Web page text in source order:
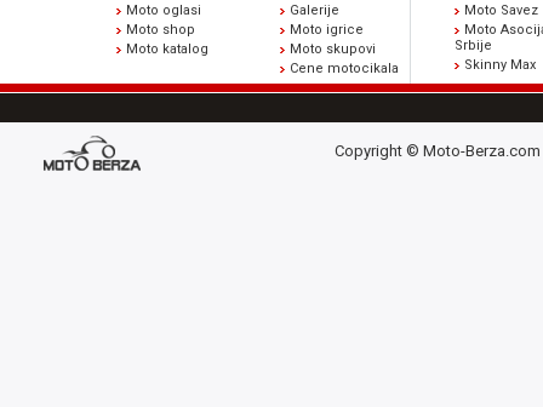
Moto oglasi
Moto shop
Moto katalog
Galerije
Moto igrice
Moto skupovi
Cene motocikala
Moto Savez
Moto
Srbije
Skinny Max
Copyright © Moto-Berza.com